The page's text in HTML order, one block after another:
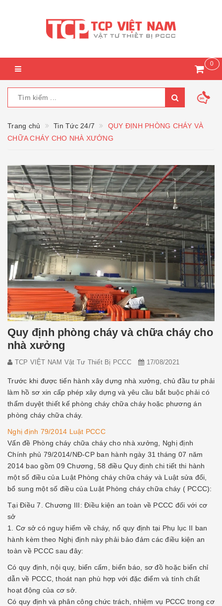
0
Trang chủ Tin Tức 24/7
QUY ĐỊNH PHÒNG CHÁY VÀ
CHỮA CHÁY CHO NHÀ XƯỞNG
Quy định phòng cháy và chữa cháy cho
nhà xưởng
TCP VIỆT NAM Vật Tư Thiết Bị PCCC 17/08/2021
Trước khi được tiến hành xây dựng nhà xưởng, chủ đầu tư phải
làm hồ sơ xin cấp phép xây dựng và yêu cầu bắt buộc phải có
thẩm duyệt thiết kế phòng cháy chữa cháy hoặc phương án
phòng cháy chữa cháy.
Nghị định 79/2014 Luật PCCC
Vấn đề Phòng cháy chữa cháy cho nhà xưởng, Nghị định
Chính phủ 79/2014/NĐ-CP ban hành ngày 31 tháng 07 năm
2014 bao gồm 09 Chương, 58 điều Quy định chi tiết thi hành
một số điều của Luật Phòng cháy chữa cháy và Luật sửa đổi,
bổ sung một số điều của Luật Phòng cháy chữa cháy ( PCCC):
Tại Điều 7. Chương III: Điều kiện an toàn về PCCC đối với cơ
sở
1. Cơ sở có nguy hiểm về cháy, nổ quy định tại Phụ lục II ban
hành kèm theo Nghị định này phải bảo đảm các điều kiện an
toàn về PCCC sau đây:
Có quy định, nội quy, biển cấm, biển báo, sơ đồ hoặc biển chỉ
dẫn về PCCC, thoát nạn phù hợp với đặc điểm và tính chất
hoạt động của cơ sở.
Có quy định và phân công chức trách, nhiệm vụ PCCC trong cơ